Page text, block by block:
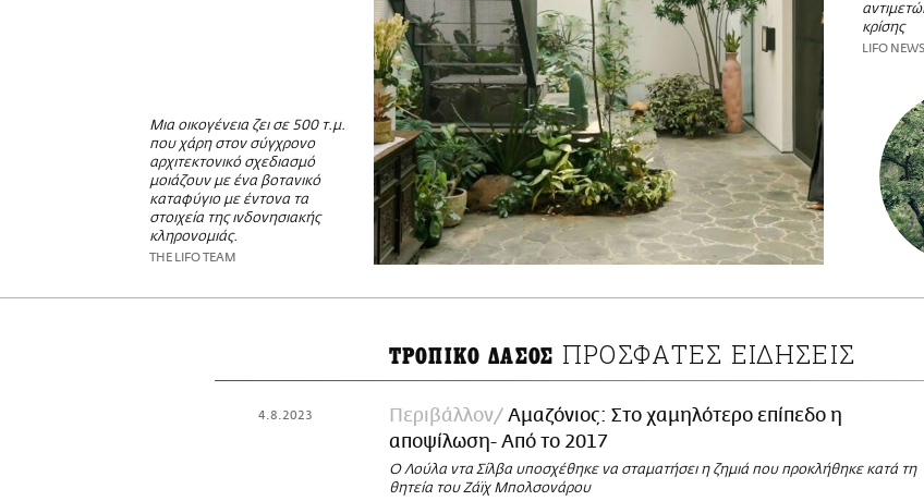
Μια οικογένεια ζει σε 500 τ.μ.
που χάρη στον σύγχρονο
αρχιτεκτονικό σχεδιασμό
μοιάζουν με ένα βοτανικό
καταφύγιο με έντονα τα
στοιχεία της ινδονησιακής
κληρονομιάς.
THE LIFO TEAM
κρίσης
LIFO
ΤΡΟΠΙΚΟ ΔΑΣΟΣ ΠΡΟΣΦΑΤΕΣ ΕΙΔΗΣΕΙΣ
4.8.2023 Περιβάλλον
Αμαζόνιος: Στο χαμηλότερο επίπεδο η
αποψίλωση- Από το 2017
Ο Λούλα ντα Σίλβα υποσχέθηκε να σταματήσει η ζημιά που προκλήθηκε κατά τη
θητεία του Ζάϊχ Μπολσονάρου